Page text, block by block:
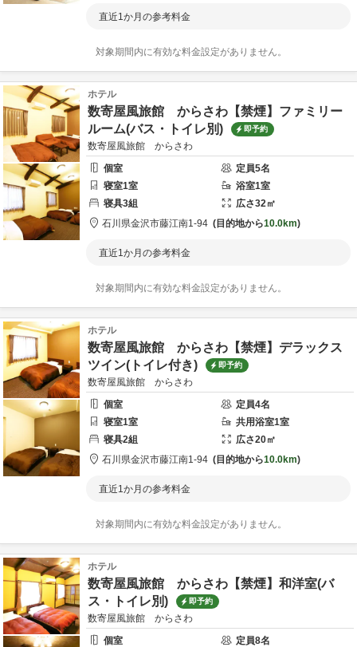
直近1か月の参考料金
対象期間内に有効な料金設定がありません。
ホテル
数寄屋風旅館 からさわ【禁煙】ファミリー
ルーム(バス・トイレ別)
即予約
数寄屋風旅館 からさわ
個室
定員5名
寝室1室 浴室1室
寝具3組 広さ32㎡
石川県金沢市藤江南1-94 目的地から10.0km
直近1か月の参考料金
対象期間内に有効な料金設定がありません。
ホテル
数寄屋風旅館 からさわ【禁煙】デラックス
ツイン(トイレ付き)
即予約
数寄屋風旅館 からさわ
個室
定員4名
寝室1室 共用浴室1室
寝具2組 広さ20㎡
石川県金沢市藤江南1-94 目的地から10.0km
直近1か月の参考料金
対象期間内に有効な料金設定がありません。
ホテル
数寄屋風旅館 からさわ【禁煙】和洋室(バ
ス・トイレ別)
即予約
数寄屋風旅館 からさわ
個室
定員8名